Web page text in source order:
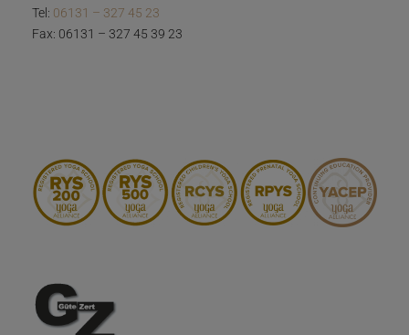
Tel: 06131 – 327 45 23
Fax: 06131 – 327 45 39 23